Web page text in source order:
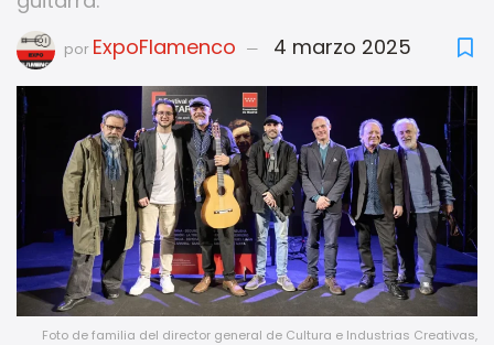
por ExpoFlamenco 4 marzo 2025
Foto de familia del director general de Cultura e Industrias Creativas,